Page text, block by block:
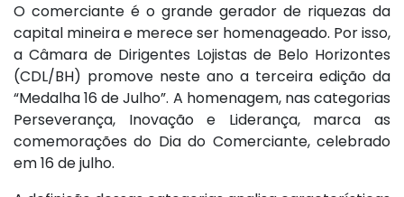
O comerciante é o grande gerador de riquezas da
capital mineira e merece ser homenageado. Por isso,
a Câmara de Dirigentes Lojistas de Belo Horizontes
(CDL/BH) promove neste ano a terceira edição da
“Medalha 16 de Julho”. A homenagem, nas categorias
Perseverança, Inovação e Liderança, marca as
comemorações do Dia do Comerciante, celebrado
em 16 de julho.